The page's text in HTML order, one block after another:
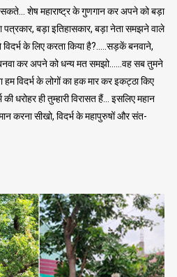
सकते… शेष महाराष्ट्र के गुणगान कर अपने को बड़ा
बड़ा इतिहासकार, बड़ा नेता समझने वाले
विदर्भ के लिए करता किया है?…..सड़कें बनवाने,
बनवा कर अपने को धन्य मत समझो……वह सब तुमने
विदर्भ के लोगों का हक मार कर इकट्ठा किए
धरोहर ही तुम्हारी विरासत हैं… इसलिए महान
करना सीखो, विदर्भ के महापुरुषों और संत-